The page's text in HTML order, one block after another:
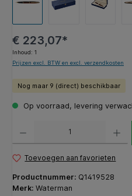
€ 223,07*
Inhoud: 1
Prijzen excl. BTW en excl. verzendkosten
Nog maar 9 (direct) beschikbaar
Op voorraad, levering
Toevoegen aan favorieten
Productnummer: Q1419528
Merk: Waterman